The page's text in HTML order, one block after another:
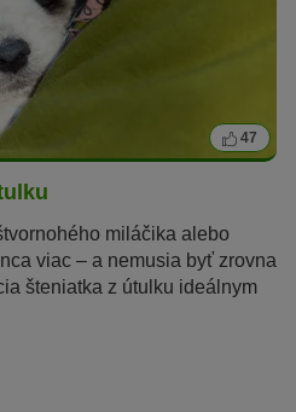
47
miláčika alebo
viac – a nemusia byť zrovna
šteniatka z útulku ideálnym